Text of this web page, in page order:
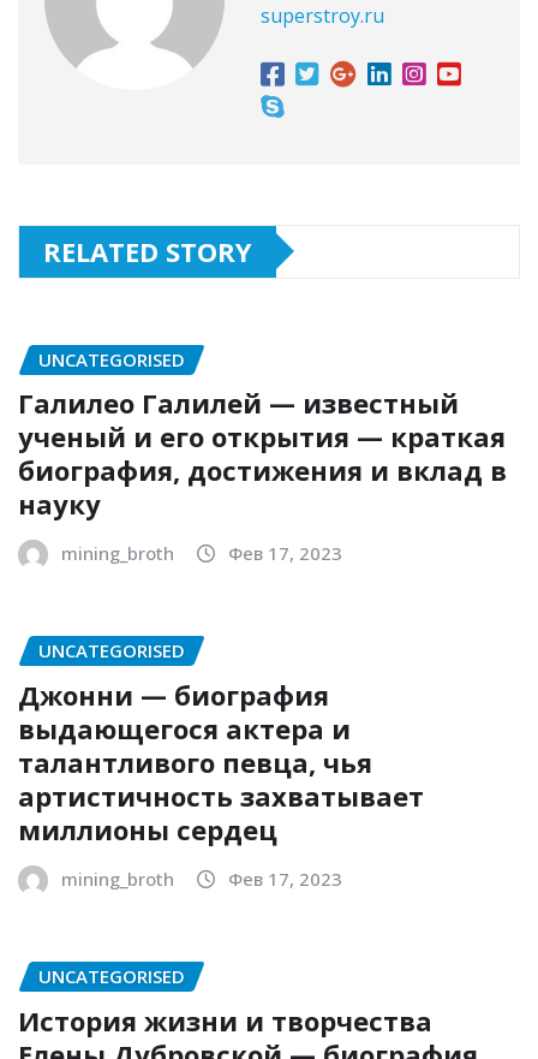
superstroy.ru
RELATED STORY
UNCATEGORISED
Галилео Галилей — известный
ученый и его открытия — краткая
биография, достижения и вклад в
науку
mining_broth Фев 17, 2023
UNCATEGORISED
Джонни — биография
выдающегося актера и
талантливого певца, чья
артистичность захватывает
миллионы сердец
mining_broth Фев 17, 2023
UNCATEGORISED
История жизни и творчества